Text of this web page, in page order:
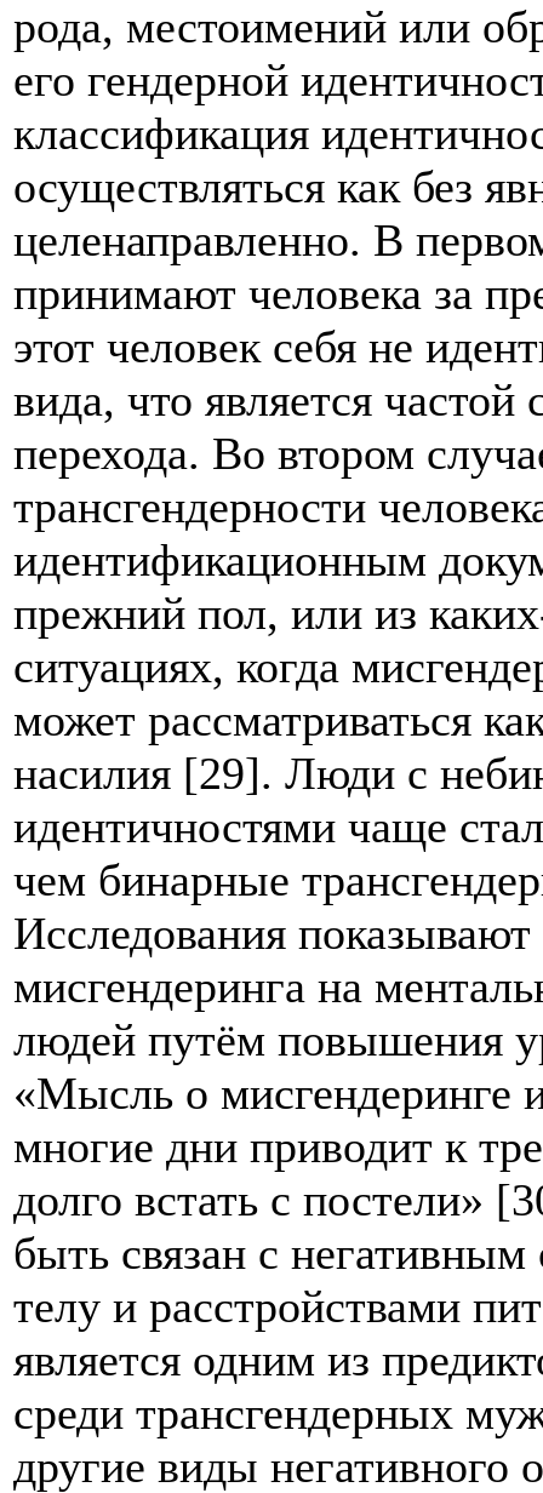
рода, местоимений или
его гендерной
классификация
осуществляться как без
целенаправленно. В
принимают человека за
этот человек себя не
вида, что является частой
перехода. Во втором
трансгендерности
идентификационным
прежний пол, или из
ситуациях, когда
может рассматриваться
насилия [29]. Люди с
идентичностями чаще
чем бинарные
Исследования показывают
мисгендеринга на
людей путём повышения
«Мысль о мисгендеринге
многие дни приводит к
долго встать с постели»
быть связан с
телу и расстройствами
является одним из
среди трансгендерных
другие виды негативного